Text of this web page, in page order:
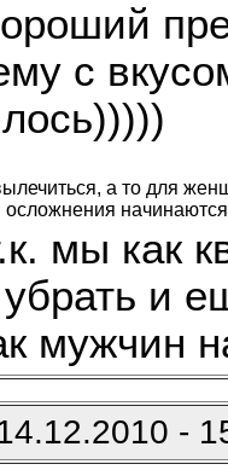
с
а то для
мы как
убрать и
мужчин
-